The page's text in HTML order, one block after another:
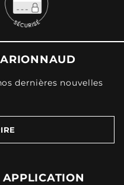
dernières nouvelles
APPLICATION